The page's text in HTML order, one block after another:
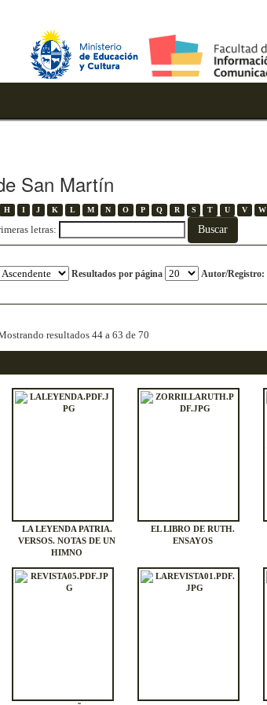
San Martín
H I J K L M N O P Q R S T U V W
letras:
Resultados por página Autor/Registro:
resultados 44 a 63 de 70
LA LEYENDA PATRIA.
VERSOS. NOTAS DE UN
HIMNO
EL LIBRO DE RUTH.
ENSAYOS